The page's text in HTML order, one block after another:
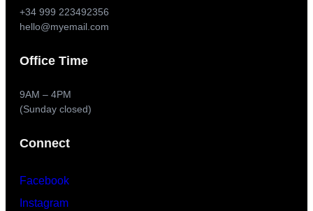
+34 999 223492356
hello@myemail.com
Office Time
9AM – 4PM
(Sunday closed)
Connect
Facebook
Instagram